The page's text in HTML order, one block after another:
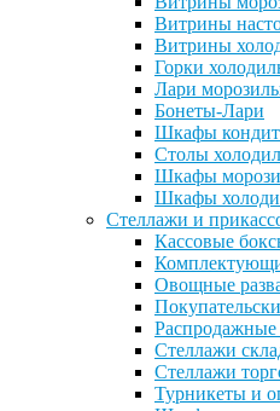
Витрины
Витрины
Горки
Лари
Бонеты-Лари
Шкафы
Столы
Шкафы
Шкафы
Стеллажи и
Кассовые
Овощные
Стеллажи
Стеллажи
Турникеты и